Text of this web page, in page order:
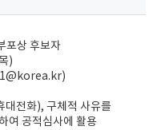
포상 후보자
)
대전화), 구체적 사유를
여 공적심사에 활용